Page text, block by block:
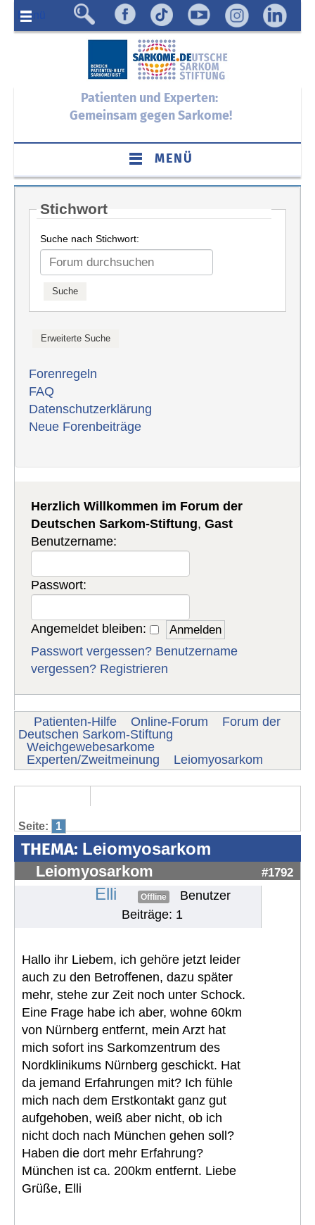
Menü
Patienten und Experten:
Gemeinsam gegen Sarkome!
MENÜ
Stichwort
Suche nach Stichwort:
Forenregeln
FAQ
Datenschutzerklärung
Neue Forenbeiträge
Herzlich Willkommen im Forum der
Deutschen Sarkom-Stiftung,Gast
Benutzername:
Passwort:
Angemeldet bleiben:
Passwort vergessen? Benutzername
vergessen? Registrieren
Patienten-Hilfe Online-Forum
Forum der
Deutschen Sarkom-Stiftung
Weichgewebesarkome
Experten/Zweitmeinung
Leiomyosarkom
Seite: 1
THEMA: Leiomyosarkom
Leiomyosarkom #1792
Elli Offline
Benutzer
Beiträge: 1
Hallo ihr Liebem, ich gehöre jetzt leider
auch zu den Betroffenen, dazu später
mehr, stehe zur Zeit noch unter Schock.
Eine Frage habe ich aber, wohne 60km
von Nürnberg entfernt, mein Arzt hat
mich sofort ins Sarkomzentrum des
Nordklinikums Nürnberg geschickt. Hat
da jemand Erfahrungen mit? Ich fühle
mich nach dem Erstkontakt ganz gut
aufgehoben, weiß aber nicht, ob ich
nicht doch nach München gehen soll?
Haben die dort mehr Erfahrung?
München ist ca. 200km entfernt. Liebe
Grüße, Elli